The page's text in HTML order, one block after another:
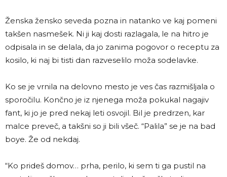
Ženska žensko seveda pozna in natanko ve kaj pomeni
takšen nasmešek. Ni ji kaj dosti razlagala, le na hitro je
odpisala in se delala, da jo zanima pogovor o receptu za
kosilo, ki naj bi tisti dan razveselilo moža sodelavke.
Ko se je vrnila na delovno mesto je ves čas razmišljala o
sporočilu. Končno je iz njenega moža pokukal nagajiv
fant, ki jo je pred nekaj leti osvojil. Bil je predrzen, kar
malce preveč, a takšni so ji bili všeč. “Palila” se je na bad
boye. Že od nekdaj.
“Ko prideš domov… prha, perilo, ki sem ti ga pustil na